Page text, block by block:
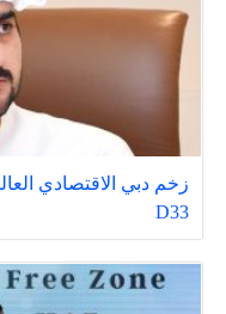
زخم دبي الاقتصادي
D33